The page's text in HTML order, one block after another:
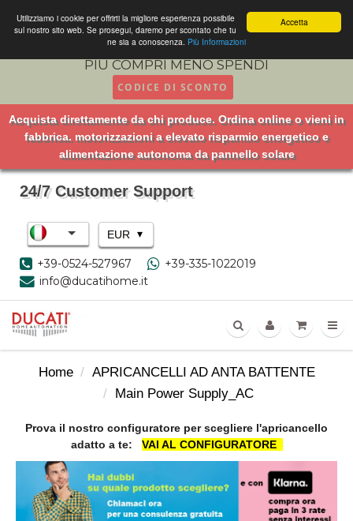
Accetta
Utilizziamo i cookie per offrirti la migliore esperienza possibile
sul nostro sito web. Se prosegui, daremo per scontato che tu
ne sia a conoscenza. Più Informazioni
PIU COMPRI MENO SPENDI
CODICE DI SCONTO
Acquista direttamente da chi produce. Ordina online o vieni in
fabbrica. motorizzazioni a elevato risparmio energetico e
alimentazione autonoma da pannello solare
24/7 Customer Support
EUR ▾
+39-0524-527967
+39-335-1022019
info@ducatihome.it
Home
APRICANCELLI AD ANTA BATTENTE
Main Power Supply_AC
Prova il nostro configuratore per scegliere l'apricancello
adatto a te:
VAI AL CONFIGURATORE